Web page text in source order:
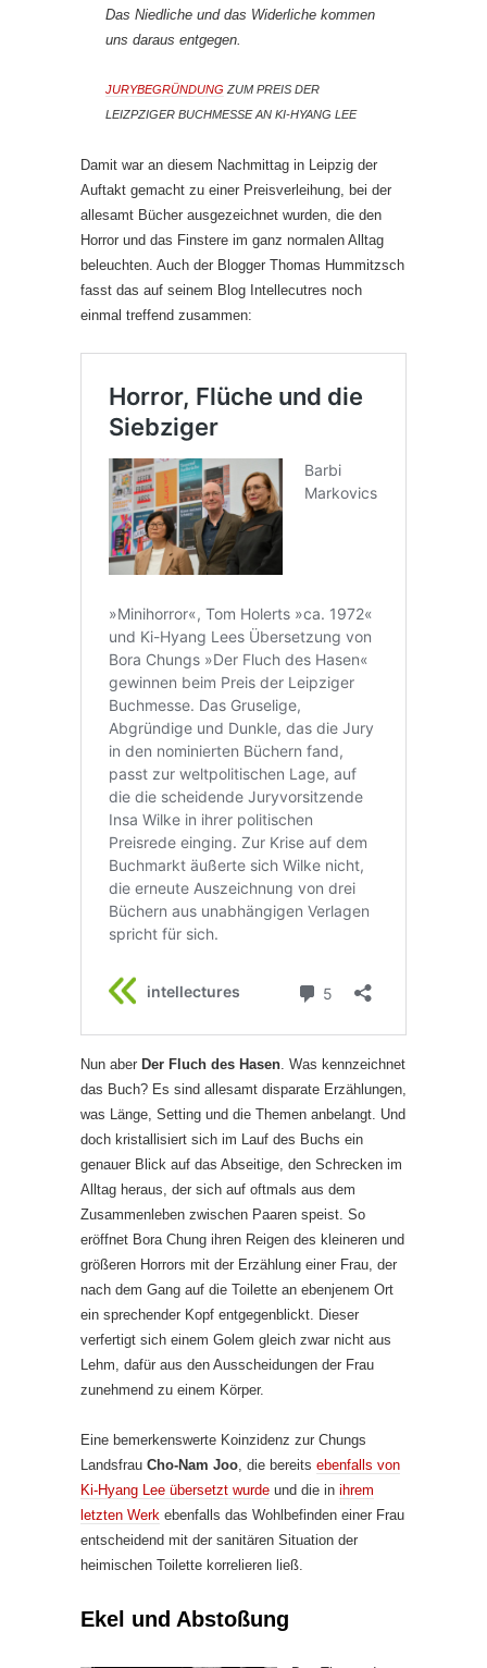
Das Niedliche und das Widerliche kommen
uns daraus entgegen.
JURYBEGRÜNDUNG ZUM PREIS DER
LEIZPZIGER BUCHMESSE AN KI-HYANG LEE
Damit war an diesem Nachmittag in Leipzig der
Auftakt gemacht zu einer Preisverleihung, bei der
allesamt Bücher ausgezeichnet wurden, die den
Horror und das Finstere im ganz normalen Alltag
beleuchten. Auch der Blogger Thomas Hummitzsch
fasst das auf seinem Blog Intellecutres noch
einmal treffend zusammen:
Nun aber Der Fluch des Hasen . Was kennzeichnet
das Buch? Es sind allesamt disparate Erzählungen,
was Länge, Setting und die Themen anbelangt. Und
doch kristallisiert sich im Lauf des Buchs ein
genauer Blick auf das Abseitige, den Schrecken im
Alltag heraus, der sich auf oftmals aus dem
Zusammenleben zwischen Paaren speist. So
eröffnet Bora Chung ihren Reigen des kleineren und
größeren Horrors mit der Erzählung einer Frau, der
nach dem Gang auf die Toilette an ebenjenem Ort
ein sprechender Kopf entgegenblickt. Dieser
verfertigt sich einem Golem gleich zwar nicht aus
Lehm, dafür aus den Ausscheidungen der Frau
zunehmend zu einem Körper.
Eine bemerkenswerte Koinzidenz zur Chungs
Landsfrau Cho-Nam Joo , die bereits ebenfalls von
Ki-Hyang Lee übersetzt wurde und die in ihrem
letzten Werk ebenfalls das Wohlbefinden einer Frau
entscheidend mit der sanitären Situation der
heimischen Toilette korrelieren ließ.
Ekel und Abstoßung